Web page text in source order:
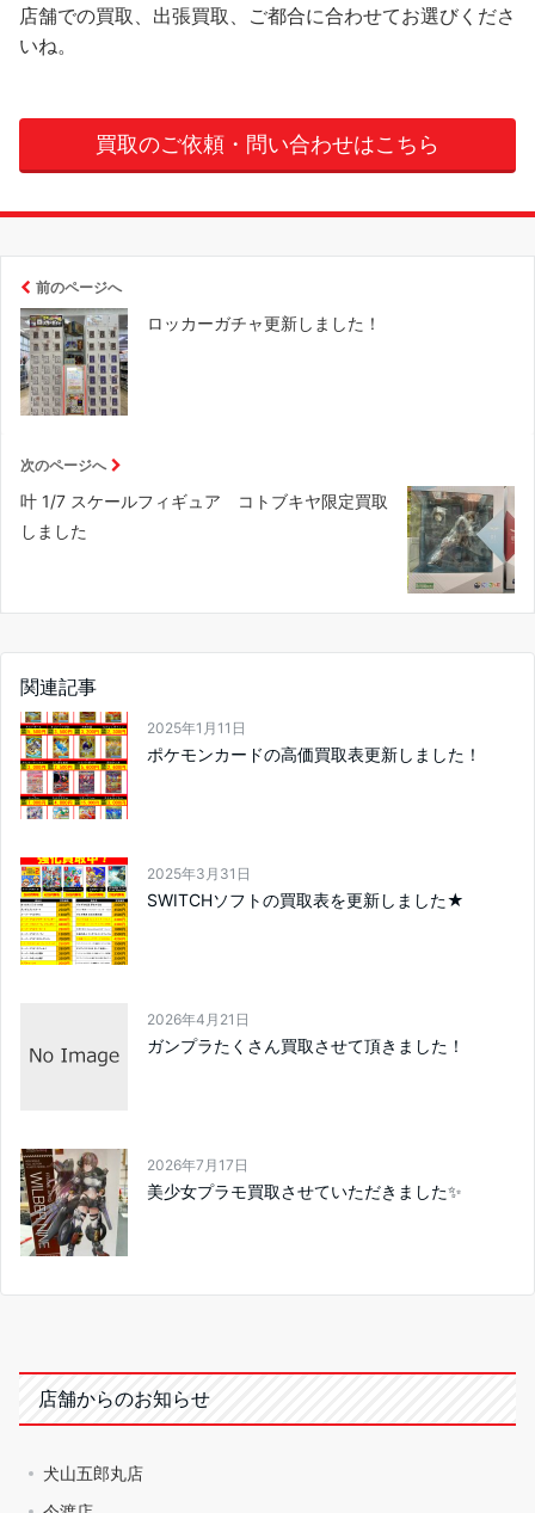
店舗での買取、出張買取、ご都合に合わせてお選びくださ
いね。
買取のご依頼・問い合わせはこちら
前のページへ
ロッカーガチャ更新しました！
次のページへ
叶 1/7 スケールフィギュア コトブキヤ限定買取
しました
関連記事
2025年1月11日
ポケモンカードの高価買取表更新しました！
2025年3月31日
SWITCHソフトの買取表を更新しました★
2026年4月21日
ガンプラたくさん買取させて頂きました！
2026年7月17日
美少女プラモ買取させていただきました✨
店舗からのお知らせ
犬山五郎丸店